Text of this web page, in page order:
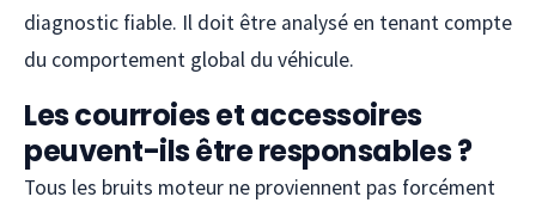
diagnostic fiable. Il doit être analysé en tenant compte
du comportement global du véhicule.
Les courroies et accessoires
peuvent-ils être responsables ?
Tous les bruits moteur ne proviennent pas forcément